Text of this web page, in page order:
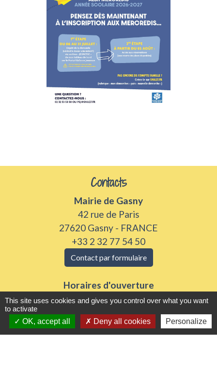
Contacts
Mairie de Gasny
42 rue de Paris
27620 Gasny - FRANCE
+33 2 32 77 54 50
Contact par formulaire
Horaires d'ouverture
Du lundi au vendredi de 8h30 à 12h et 13h30 à
17h30
Samedi 8h30 à 12h
This site uses cookies and gives you control over what you want
to activate
OK, accept all
Deny all cookies Personalize